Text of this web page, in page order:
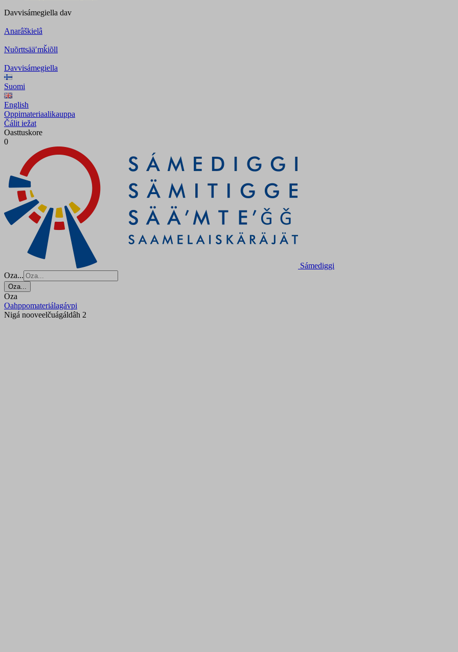
Davvisámegiella dav
Anarâškielâ
Nuõrttsääʹmǩiõll
Davvisámegiella
Suomi
English
Oppimateriaalikauppa
Čálit iežat
Oasttuskore
0
Sámediggi
Oza...
Oza...
Oza
Oahppomateriálagávpi
Nigá nooveelčuágáldâh 2